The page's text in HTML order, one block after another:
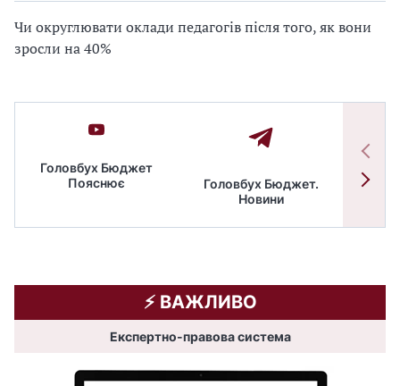
Чи округлювати оклади педагогів після того, як вони
зросли на 40%
Головбух Бюджет
Пояснює
Головбух Бюджет.
Новини
⚡️ ВАЖЛИВО
Експертно-правова система